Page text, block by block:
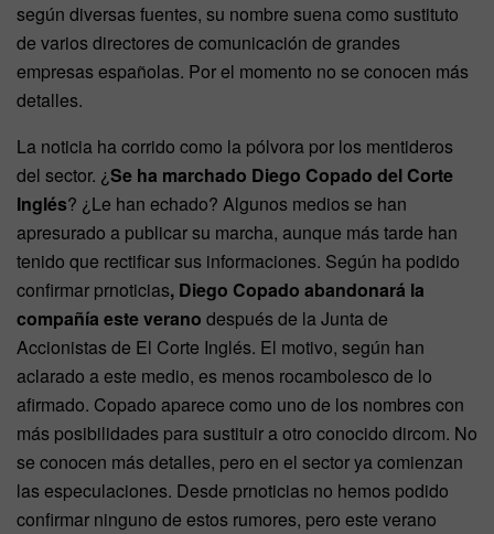
según diversas fuentes, su nombre suena como sustituto
de varios directores de comunicación de grandes
empresas españolas. Por el momento no se conocen más
detalles.
La noticia ha corrido como la pólvora por los mentideros
del sector. ¿Se ha marchado Diego Copado del Corte
Inglés? ¿Le han echado? Algunos medios se han
apresurado a publicar su marcha, aunque más tarde han
tenido que rectificar sus informaciones. Según ha podido
confirmar prnoticias, Diego Copado abandonará la
compañía este verano después de la Junta de
Accionistas de El Corte Inglés. El motivo, según han
aclarado a este medio, es menos rocambolesco de lo
afirmado. Copado aparece como uno de los nombres con
más posibilidades para sustituir a otro conocido dircom. No
se conocen más detalles, pero en el sector ya comienzan
las especulaciones. Desde prnoticias no hemos podido
confirmar ninguno de estos rumores, pero este verano